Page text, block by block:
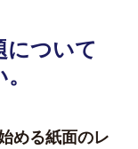
について
める紙面のレ